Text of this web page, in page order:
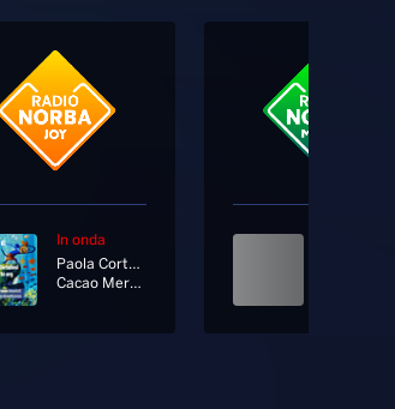
In onda
Paola Cortellesi
Cacao Meravigliao